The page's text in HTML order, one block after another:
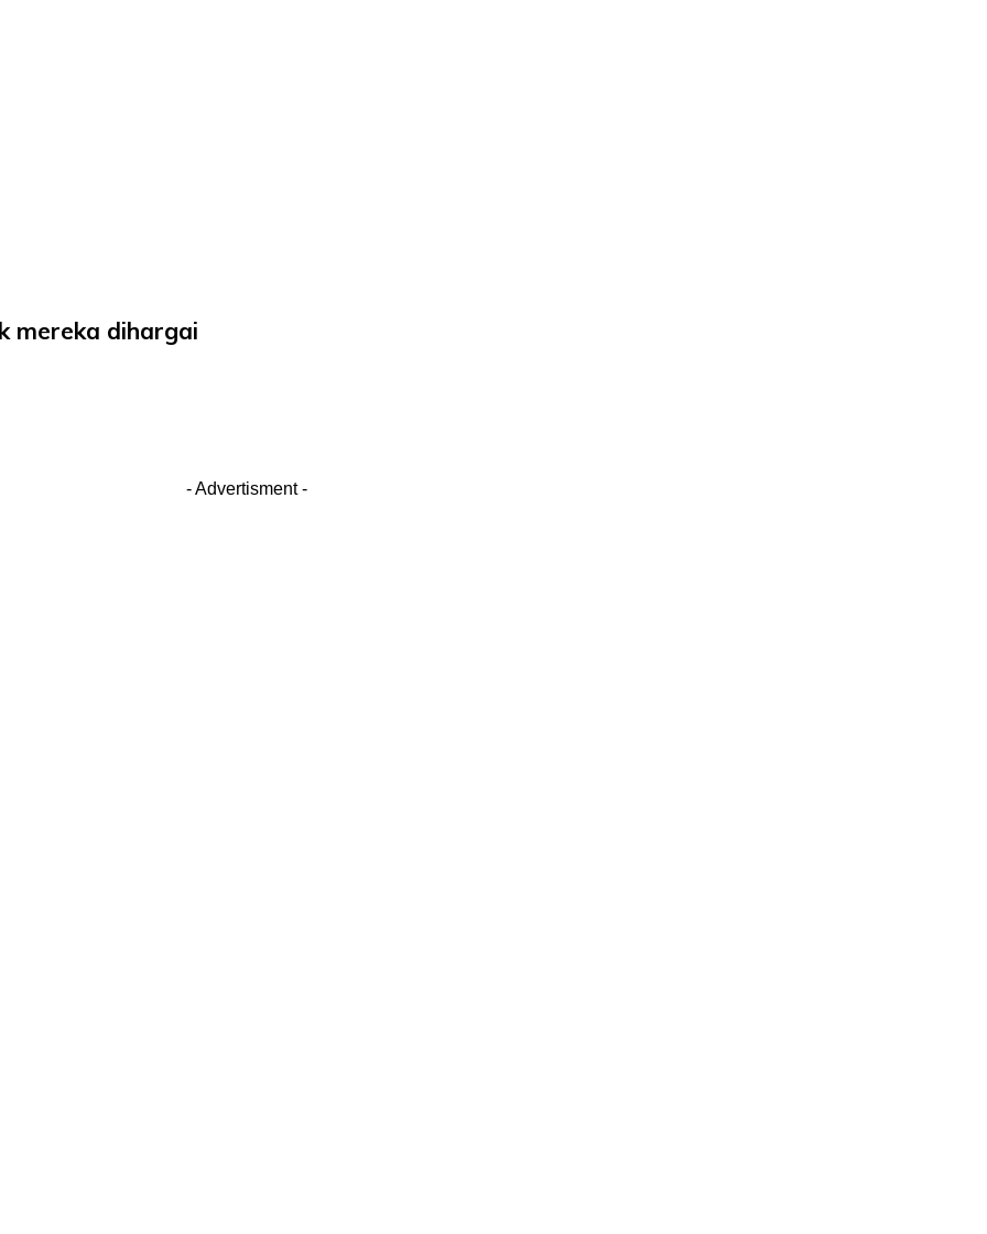
mereka dihargai
- Advertisment -